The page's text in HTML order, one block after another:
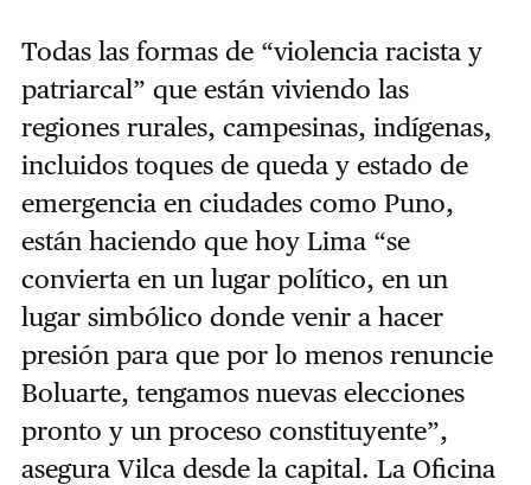
Todas las formas de “violencia racista y
patriarcal” que están viviendo las
regiones rurales, campesinas, indígenas,
incluidos toques de queda y estado de
emergencia en ciudades como Puno,
están haciendo que hoy Lima “se
convierta en un lugar político, en un
lugar simbólico donde venir a hacer
presión para que por lo menos renuncie
Boluarte, tengamos nuevas elecciones
pronto y un proceso constituyente”,
asegura Vilca desde la capital. La Oficina